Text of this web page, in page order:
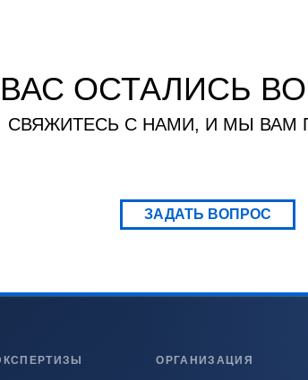
ОСТАЛИСЬ
СВЯЖИТЕСЬ С НАМИ, И МЫ
ЗАДАТЬ ВОПРОС
ОРГАНИЗАЦИЯ